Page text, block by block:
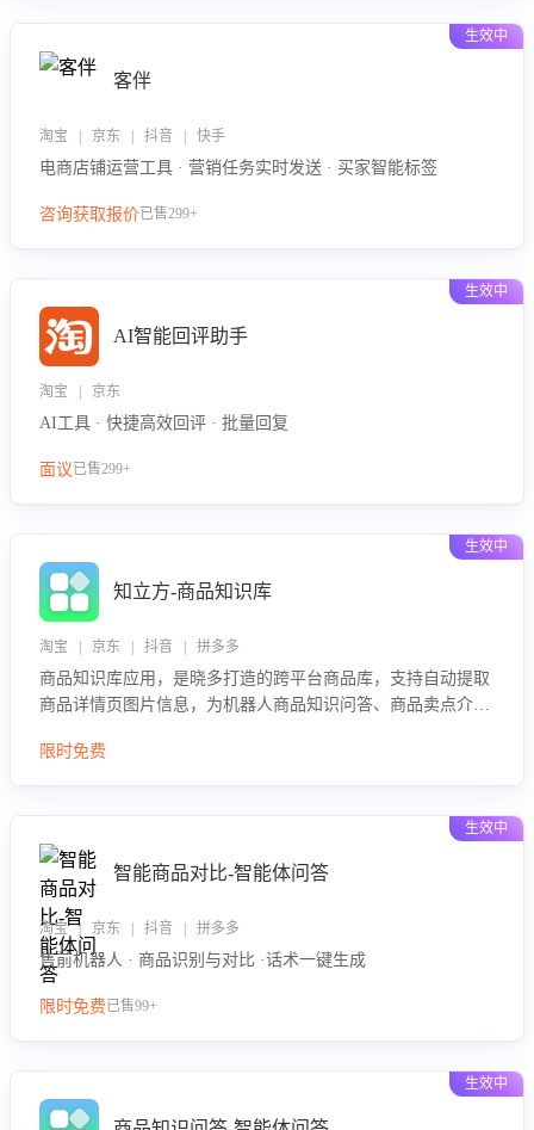
生效中
客伴
淘宝 | 京东 | 抖音 | 快手
电商店铺运营工具 · 营销任务实时发送 · 买家智能标签
咨询获取报价已售299+
生效中
AI智能回评助手
淘宝 | 京东
AI工具 · 快捷高效回评 · 批量回复
面议已售299+
生效中
知立方-商品知识库
淘宝 | 京东 | 抖音 | 拼多多
商品知识库应用，是晓多打造的跨平台商品库，支持自动提取
商品详情页图片信息，为机器人商品知识问答、商品卖点介绍
限时免费
生效中
智能商品对比-智能体问答
淘宝 | 京东 | 抖音 | 拼多多
售前机器人 · 商品识别与对比 ·话术一键生成
限时免费已售99+
生效中